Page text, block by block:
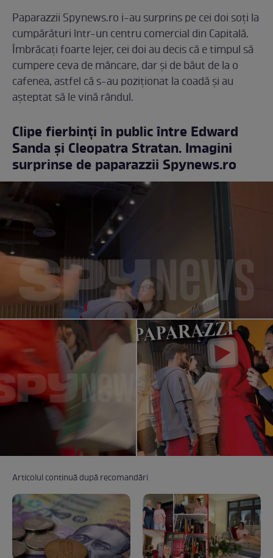
Paparazzii Spynews.ro i-au surprins pe cei doi soți la
cumpărături într-un centru comercial din Capitală.
Îmbrăcați foarte lejer, cei doi au decis că e timpul să
cumpere ceva de mâncare, dar și de băut de la o
cafenea, astfel că s-au poziționat la coadă și au
așteptat să le vină rândul.
Clipe fierbinți în public între Edward
Sanda și Cleopatra Stratan. Imagini
surprinse de paparazzii Spynews.ro
Articolul continuă după recomandări